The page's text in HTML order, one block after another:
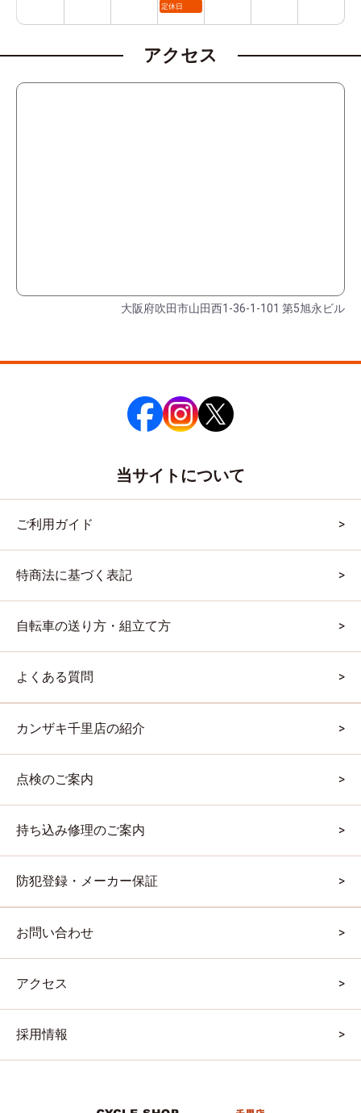
定休日
アクセス
大阪府吹田市山田西1-36-1-101 第5旭永ビル
当サイトについて
ご利用ガイド
特商法に基づく表記
自転車の送り方・組立て方
よくある質問
カンザキ千里店の紹介
点検のご案内
持ち込み修理のご案内
防犯登録・メーカー保証
お問い合わせ
アクセス
採用情報